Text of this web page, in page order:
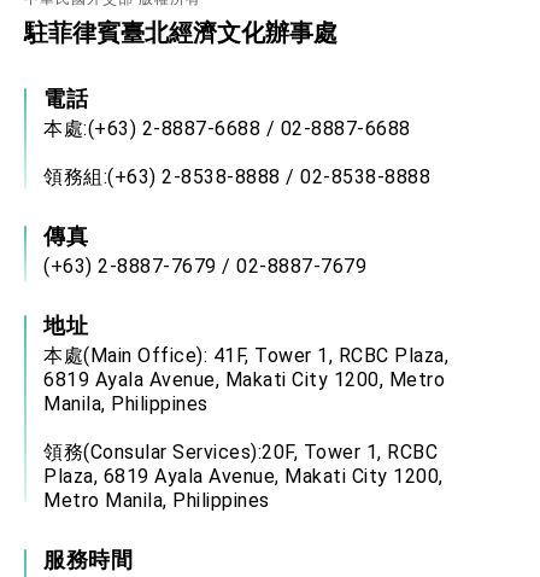
外交部重要言論
駐菲律賓臺北經濟文化辦事處
電話
本處:(+63) 2-8887-6688 / 02-8887-6688
領務組:(+63) 2-8538-8888 / 02-8538-8888
傳真
(+63) 2-8887-7679 / 02-8887-7679
地址
本處(Main Office): 41F, Tower 1, RCBC Plaza,
6819 Ayala Avenue, Makati City 1200, Metro
Manila, Philippines
領務(Consular Services):20F, Tower 1, RCBC
Plaza, 6819 Ayala Avenue, Makati City 1200,
Metro Manila, Philippines
服務時間